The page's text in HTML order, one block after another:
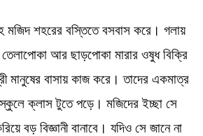
মজিদ শহরের বস্তিতে বসবাস করে। গলায়
আর ছাড়পোকা মারার ওষুধ বিক্রি
মানুষের বাসায় কাজ করে। তাদের একমাত্র
স্কুলে ক্লাস টুতে পড়ে। মজিদের ইচ্ছা সে
বড় বিজ্ঞানী বানাবে। যদিও সে জানে না